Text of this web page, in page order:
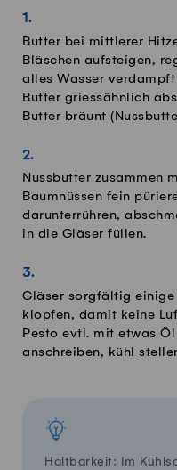
Butter bei mittlerer
Bläschen aufsteigen,
alles Wasser
Butter griessähnlich
Butter bräunt
Nussbutter zusammen
Baumnüssen fein
darunterrühren,
in die Gläser füllen.
Gläser sorgfältig
klopfen, damit keine
Pesto evtl. mit etwas
anschreiben, kühl
Haltbarkeit: Im